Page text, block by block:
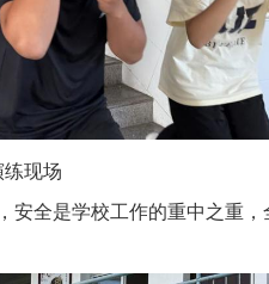
练现场
全是学校工作的重中之重